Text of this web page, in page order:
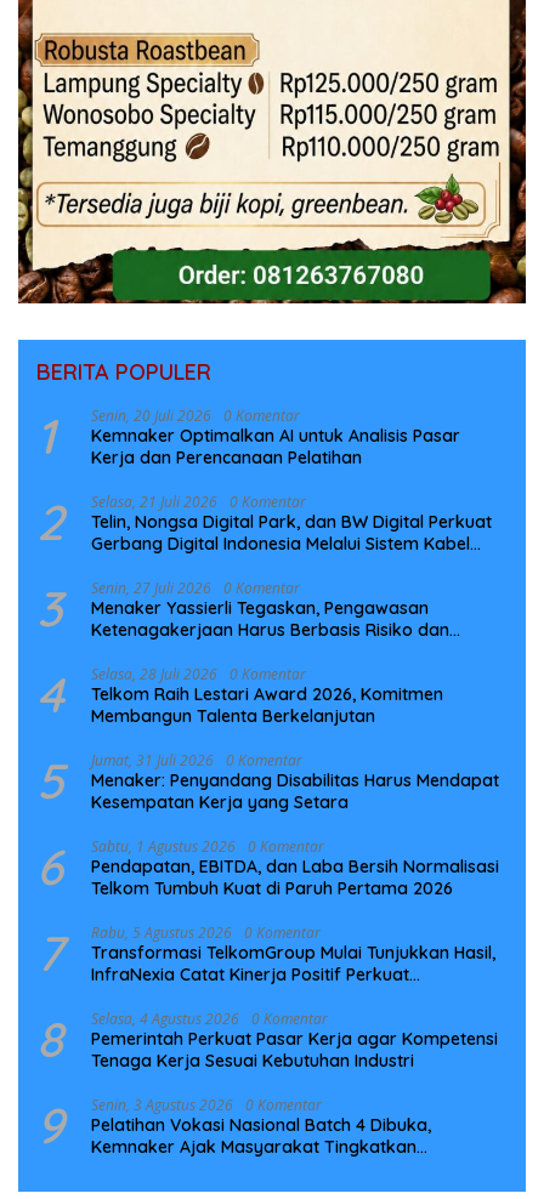
BERITA POPULER
1 Senin, 20 Juli 2026 0 Komentar
Kemnaker Optimalkan AI untuk Analisis Pasar
Kerja dan Perencanaan Pelatihan
2 Selasa, 21 Juli 2026 0 Komentar
Telin, Nongsa Digital Park, dan BW Digital Perkuat
Gerbang Digital Indonesia Melalui Sistem Kabel
3 Senin, 27 Juli 2026 0 Komentar
Menaker Yassierli Tegaskan, Pengawasan
Ketenagakerjaan Harus Berbasis Risiko dan
4 Selasa, 28 Juli 2026 0 Komentar
Telkom Raih Lestari Award 2026, Komitmen
Membangun Talenta Berkelanjutan
5 Jumat, 31 Juli 2026 0 Komentar
Menaker: Penyandang Disabilitas Harus Mendapat
Kesempatan Kerja yang Setara
6 Sabtu, 1 Agustus 2026 0 Komentar
Pendapatan, EBITDA, dan Laba Bersih Normalisasi
Telkom Tumbuh Kuat di Paruh Pertama 2026
7 Rabu, 5 Agustus 2026 0 Komentar
Transformasi TelkomGroup Mulai Tunjukkan Hasil,
InfraNexia Catat Kinerja Positif Perkuat
8 Selasa, 4 Agustus 2026 0 Komentar
Pemerintah Perkuat Pasar Kerja agar Kompetensi
Tenaga Kerja Sesuai Kebutuhan Industri
9 Senin, 3 Agustus 2026 0 Komentar
Pelatihan Vokasi Nasional Batch 4 Dibuka,
Kemnaker Ajak Masyarakat Tingkatkan